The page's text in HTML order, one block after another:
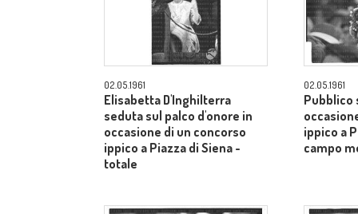
02.05.1961
Elisabetta D'Inghilterra
seduta sul palco d'onore in
occasione di un concorso
ippico a Piazza di Siena -
totale
02.05.1961
Pubblico
ippico a
campo